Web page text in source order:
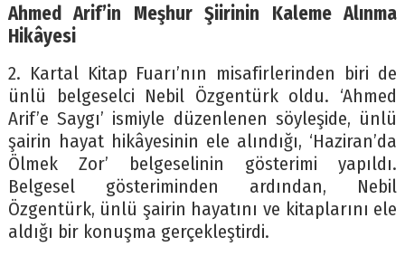
Ahmed Arif’in Meşhur Şiirinin Kaleme Alınma
Hikâyesi
2. Kartal Kitap Fuarı’nın misafirlerinden biri de
ünlü belgeselci Nebil Özgentürk oldu. ‘Ahmed
Arif’e Saygı’ ismiyle düzenlenen söyleşide, ünlü
şairin hayat hikâyesinin ele alındığı, ‘Haziran’da
Ölmek Zor’ belgeselinin gösterimi yapıldı.
Belgesel gösteriminden ardından, Nebil
Özgentürk, ünlü şairin hayatını ve kitaplarını ele
aldığı bir konuşma gerçekleştirdi.